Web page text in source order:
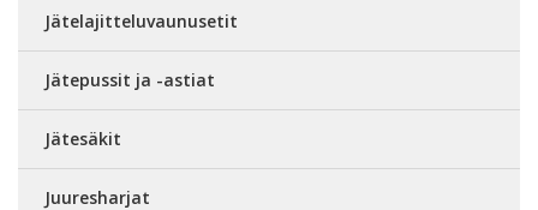
Jätelajitteluvaunusetit
Jätepussit ja -astiat
Jätesäkit
Juuresharjat